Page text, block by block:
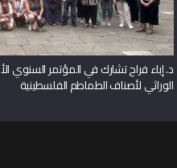
الوراثي لأصناف الطماطم الفلسطينية